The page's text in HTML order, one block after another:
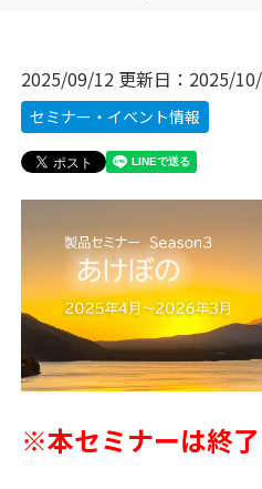
2025/09/12 更新日： 2025/
セミナー・イベント情報
※本セミナーは終了